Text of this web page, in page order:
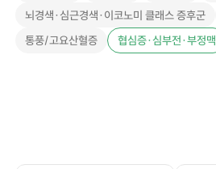
뇌경색·심근경색·이코노미 클래스 증후군
통풍/고요산혈증
협심증·심부전·부정맥